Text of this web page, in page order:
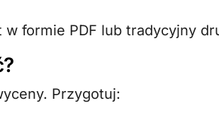
formie PDF lub tradycyjny
Przygotuj: